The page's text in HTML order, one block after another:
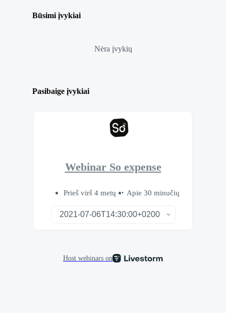
Būsimi įvykiai
Nėra įvykių
Pasibaige įvykiai
Webinar So expense
Prieš virš 4 metų Apie 30 minučių
Host webinars on